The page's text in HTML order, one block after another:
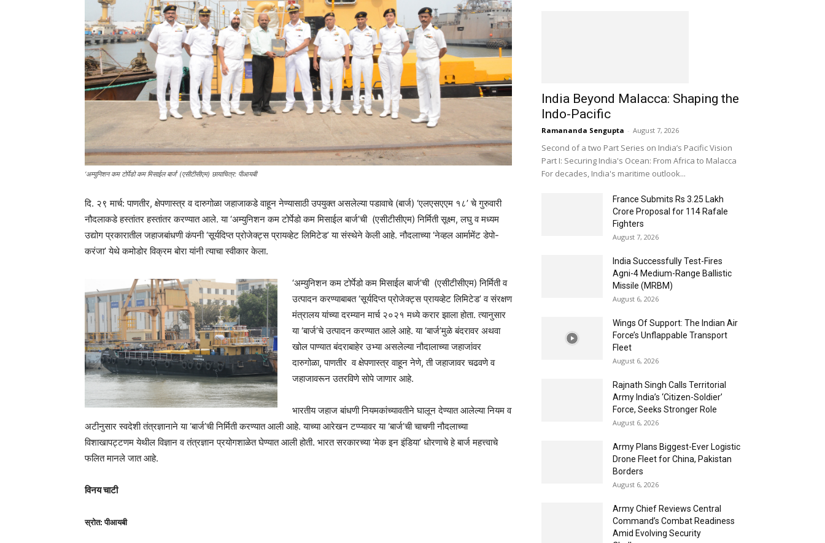
‘अम्युनिशन कम टोर्पेडो कम मिसाईल बार्ज’ (एसीटीसीएम) छायाचित्र: पीआयबी
दि. २९ मार्च: पाणतीर, क्षेपणास्त्र व दारुगोळा जहाजाकडे वाहून नेण्यासाठी उपयुक्त असलेल्या पडावाचे (बार्ज) ‘एलएसएएम १८’ चे गुरुवारी
नौदलाकडे हस्तांतर हस्तांतर करण्यात आले. या ‘अम्युनिशन कम टोर्पेडो कम मिसाईल बार्ज’ची (एसीटीसीएम) निर्मिती सूक्ष्म, लघु व मध्यम
उद्योग प्रकारातील जहाजबांधणी कंपनी ‘सूर्यदिप्त प्रोजेक्ट्स प्रायव्हेट लिमिटेड’ या संस्थेने केली आहे. नौदलाच्या ‘नेव्हल आर्मामेंट डेपो-
करंजा’ येथे कमोडोर विक्रम बोरा यांनी त्याचा स्वीकार केला.
‘अम्युनिशन कम टोर्पेडो कम मिसाईल बार्ज’ची (एसीटीसीएम) निर्मिती व
उत्पादन करण्याबाबत ‘सूर्यदिप्त प्रोजेक्ट्स प्रायव्हेट लिमिटेड’ व संरक्षण
मंत्रालय यांच्या दरम्यान मार्च २०२१ मध्ये करार झाला होता. त्यानुसार
या ‘बार्ज’चे उत्पादन करण्यात आले आहे. या ‘बार्ज’मुळे बंदरावर अथवा
खोल पाण्यात बंदराबाहेर उभ्या असलेल्या नौदालाच्या जहाजांवर
दारुगोळा, पाणतीर व क्षेपणास्त्र वाहून नेणे, ती जहाजावर चढवणे व
जहाजावरून उतरविणे सोपे जाणार आहे.
भारतीय जहाज बांधणी नियमकांच्यावतीने घालून देण्यात आलेल्या नियम व
अटीनुसार स्वदेशी तंत्रज्ञानाने या ‘बार्ज’ची निर्मिती करण्यात आली आहे. याच्या आरेखन टप्प्यावर या ‘बार्ज’ची चाचणी नौदलाच्या
विशाखापट्टणम येथील विज्ञान व तंत्रज्ञान प्रयोगशाळेत घेण्यात आली होती. भारत सरकारच्या ‘मेक इन इंडिया’ धोरणाचे हे बार्ज महत्त्वाचे
फलित मानले जात आहे.
विनय चाटी
स्रोत: पीआयबी
India Beyond Malacca: Shaping the
Indo-Pacific
Ramananda Sengupta - August 7, 2026
Second of a two Part Series on India’s Pacific Vision
Part I: Securing India's Ocean: From Africa to Malacca
For decades, India's maritime outlook...
France Submits Rs 3.25 Lakh
Crore Proposal for 114 Rafale
Fighters
August 7, 2026
India Successfully Test-Fires
Agni-4 Medium-Range Ballistic
Missile (MRBM)
August 6, 2026
Wings Of Support: The Indian Air
Force’s Unflappable Transport
Fleet
August 6, 2026
Rajnath Singh Calls Territorial
Army India’s ‘Citizen-Soldier’
Force, Seeks Stronger Role
August 6, 2026
Army Plans Biggest-Ever Logistic
Drone Fleet for China, Pakistan
Borders
August 6, 2026
Army Chief Reviews Central
Command’s Combat Readiness
Amid Evolving Security